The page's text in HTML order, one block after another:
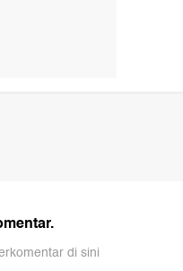
di sini